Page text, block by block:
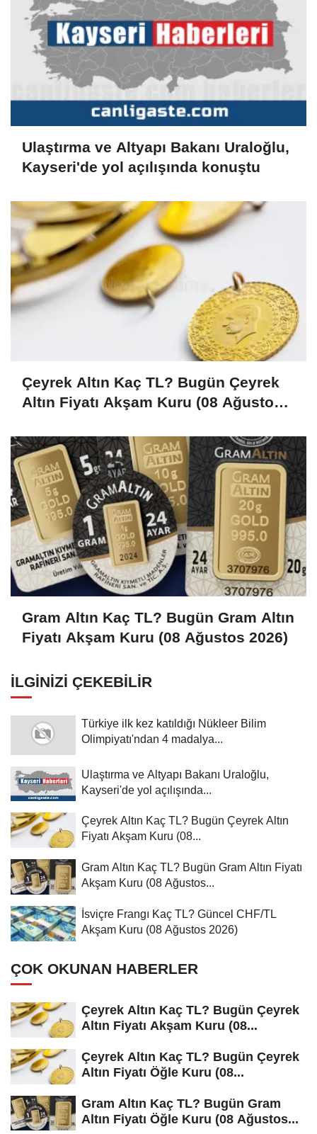
Ulaştırma ve Altyapı Bakanı Uraloğlu,
Kayseri'de yol açılışında konuştu
Çeyrek Altın Kaç TL? Bugün Çeyrek
Altın Fiyatı Akşam Kuru (08 Ağustos
Gram Altın Kaç TL? Bugün Gram Altın
Fiyatı Akşam Kuru (08 Ağustos 2026)
İLGINIZI ÇEKEBILIR
Türkiye ilk kez katıldığı Nükleer Bilim
Olimpiyatı'ndan 4 madalya...
Ulaştırma ve Altyapı Bakanı Uraloğlu,
Kayseri'de yol açılışında...
Çeyrek Altın Kaç TL? Bugün Çeyrek Altın
Fiyatı Akşam Kuru (08...
Gram Altın Kaç TL? Bugün Gram Altın Fiyatı
Akşam Kuru (08 Ağustos...
İsviçre Frangı Kaç TL? Güncel CHF/TL
Akşam Kuru (08 Ağustos 2026)
ÇOK OKUNAN HABERLER
Çeyrek Altın Kaç TL? Bugün Çeyrek
Altın Fiyatı Akşam Kuru (08...
Çeyrek Altın Kaç TL? Bugün Çeyrek
Altın Fiyatı Öğle Kuru (08...
Gram Altın Kaç TL? Bugün Gram
Altın Fiyatı Öğle Kuru (08 Ağustos...